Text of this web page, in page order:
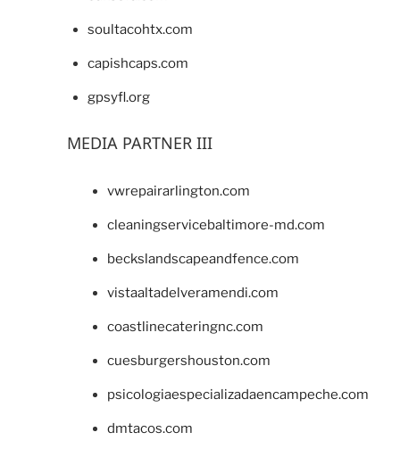
soultacohtx.com
capishcaps.com
gpsyfl.org
MEDIA PARTNER III
vwrepairarlington.com
cleaningservicebaltimore-md.com
beckslandscapeandfence.com
vistaaltadelveramendi.com
coastlinecateringnc.com
cuesburgershouston.com
psicologiaespecializadaencampeche.com
dmtacos.com